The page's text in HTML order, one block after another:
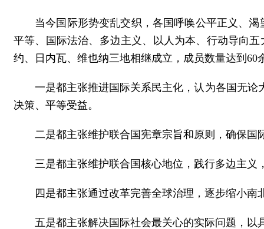
当今国际形势变乱交织，各国呼唤公平正义、
平等、国际法治、多边主义、以人为本、行动导向
约、日内瓦、维也纳三地相继成立，成员数量达到
一是都主张推进国际关系民主化，认为各国无
决策、平等受益。
二是都主张维护联合国宪章宗旨和原则，确保
三是都主张维护联合国核心地位，践行多边主
四是都主张通过改革完善全球治理，逐步缩小
五是都主张解决国际社会最关心的实际问题，